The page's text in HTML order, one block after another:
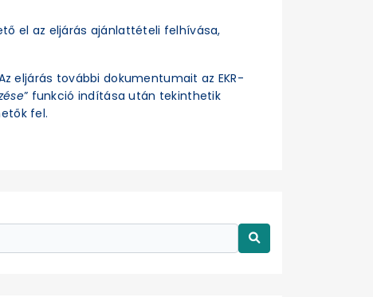
el az eljárás ajánlattételi felhívása,
eljárás további dokumentumait az EKR-
” funkció indítása után tekinthetik
fel.